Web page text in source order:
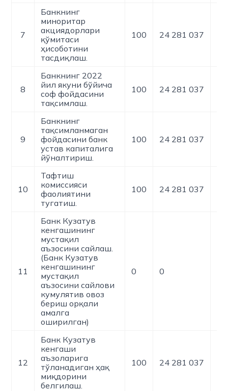
7
Банкнинг
миноритар
акциядорлари
қўмитаси
ҳисоботини
тасдиқлаш.
100 24 281 037
8
Банкнинг 2022
йил якуни бўйича
соф фойдасини
тақсимлаш.
100 24 281 037
9
Банкнинг
тақсимланмаган
фойдасини банк
устав капиталига
йўналтириш.
100 24 281 037
10
Тафтиш
комиссияси
фаолиятини
тугатиш.
100 24 281 037
11
Банк Кузатув
кенгашининг
мустақил
аъзосини сайлаш.
(Банк Кузатув
кенгашининг
мустақил
аъзосини сайлови
кумулятив овоз
бериш орқали
амалга
оширилган)
0 0
12
Банк Кузатув
кенгаши
аъзоларига
тўланадиган ҳақ
миқдорини
белгилаш.
100 24 281 037